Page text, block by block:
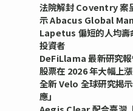
法院解封 Coventry 案
示 Abacus Global
Lapetus 偏短的人均壽
投資者
DeFiLlama 最新研究
股票在 2026 年大幅上
全新 Velo 全球研究揭
應」